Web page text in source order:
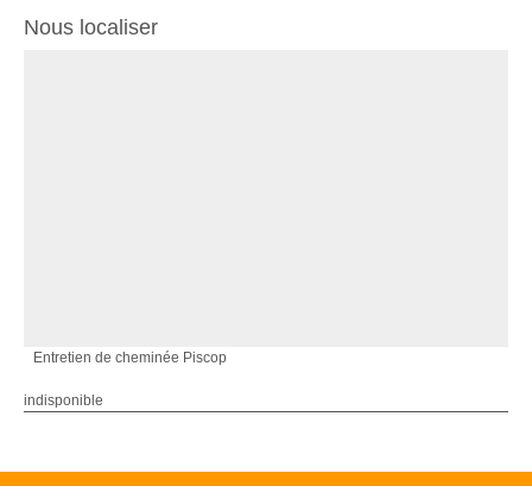
Nous localiser
Entretien de cheminée Piscop
indisponible